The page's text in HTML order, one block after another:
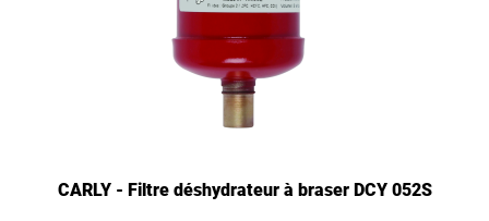
CARLY - Filtre déshydrateur à braser DCY 052S